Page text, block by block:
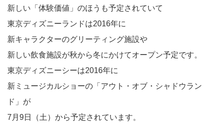
新しい「体験価値」のほうも予定されていて
東京ディズニーランドは2016年に
新キャラクターのグリーティング施設や
新しい飲食施設が秋から冬にかけてオープン予定です。
東京ディズニーシーは2016年に
新ミュージカルショーの「アウト・オブ・シャドウラン
ド」が
7月9日（土）から予定されています。